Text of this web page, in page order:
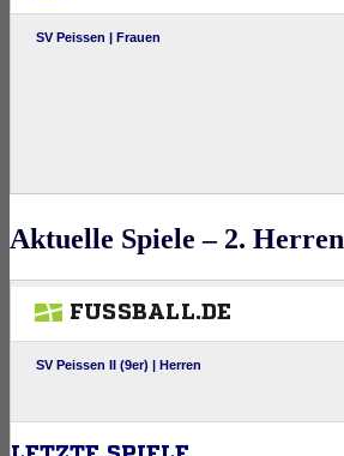
Aktuelle Spiele – 2. Herren